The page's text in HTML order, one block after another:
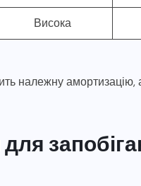
Висока
належну амортизацію,